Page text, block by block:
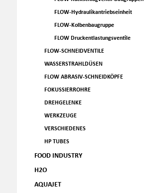
FLOW-Hydraulikantriebseinheit
FLOW-Kolbenbaugruppe
FLOW Druckentlastungsventile
FLOW-SCHNEIDVENTILE
WASSERSTRAHLDÜSEN
FLOW ABRASIV-SCHNEIDKÖPFE
FOKUSSIERROHRE
DREHGELENKE
WERKZEUGE
VERSCHIEDENES
HP TUBES
FOOD INDUSTRY
H2O
AQUAJET